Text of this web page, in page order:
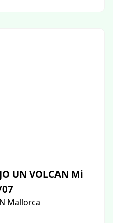
UN VOLCAN Mi
Mallorca